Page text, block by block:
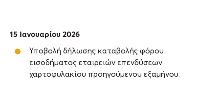
15 Ιανουαρίου 2026
Υποβολή δήλωσης καταβολής φόρου
εισοδήματος εταιρειών επενδύσεων
χαρτοφυλακίου προηγούμενου εξαμήνου.